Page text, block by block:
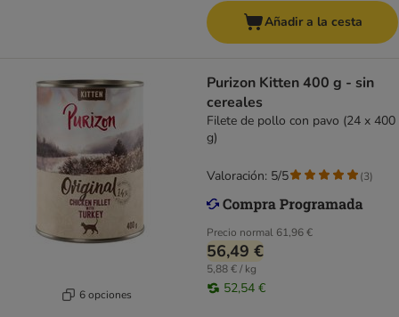
Añadir a la cesta
6 opciones
Purizon Kitten 400 g - sin
cereales
Filete de pollo con pavo (24 x 400
g)
Precio normal 61,96 €
56,49 €
5,88 € / kg
52,54 €
Valoración: 5/5 (3)